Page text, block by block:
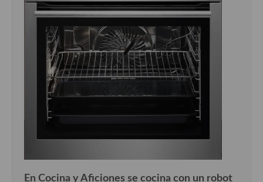
En Cocina y Aficiones se cocina con un robot